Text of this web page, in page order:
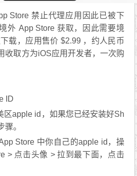
Store 禁止代理应用因此已被下
外 App Store 获取，因此需要境
载，应用售价 $2.99 ，约人民币
收取方为iOS应用开发者，一次购
ID
区apple id，如果您已经安装好Sh
骤。
Store 中你自己的apple id，操
> 点击头像 > 拉到最下面，点击